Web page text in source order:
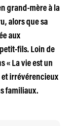
grand-mère à la
alors que sa
aux
fils. Loin de
« La vie est un
irrévérencieux
familiaux.